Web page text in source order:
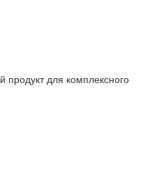
для комплексного